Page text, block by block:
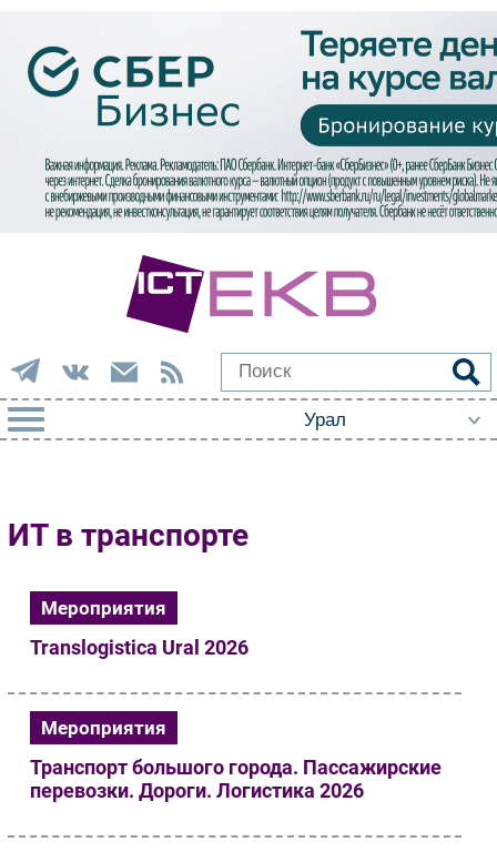
Импорто­замещение
Автоматизация Промышленности
Интернет
Мобильная связь
Фиксированная связь
Рынок ПК
Маркетинг
Торговые сети
Оборудование
ПО
ИТ в транспорте
Мероприятия
Translogistica Ural 2026
Мероприятия
Транспорт большого города. Пассажирские
перевозки. Дороги. Логистика 2026